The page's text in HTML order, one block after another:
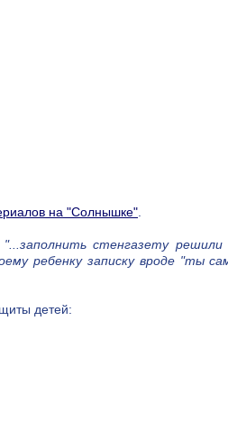
на "Солнышке"
"...заполнить стенгазету
ребенку записку вроде "ты
детей: